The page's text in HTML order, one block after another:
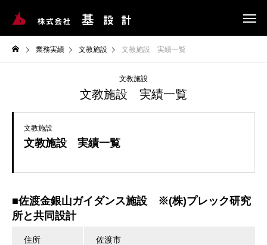
業務実績 文教施設 文教施設 実績一覧
文教施設
文教施設 実績一覧
文教施設
文教施設 実績一覧
■佐渡金銀山ガイダンス施設 ※(株)プレック研究
所と共同設計
住所 佐渡市